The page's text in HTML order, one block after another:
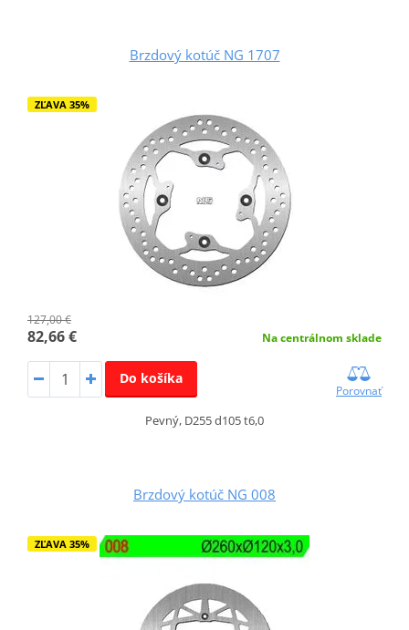
Brzdový kotúč NG 1707
ZĽAVA 35%
127,00 €
82,66 € Na centrálnom sklade
Do košíka
Porovnať
Pevný, D255 d105 t6,0
Brzdový kotúč NG 008
ZĽAVA 35%